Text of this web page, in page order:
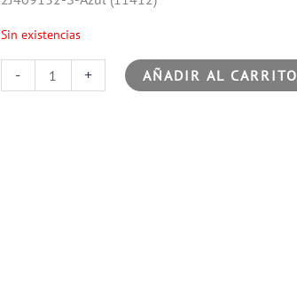
Sin existencias
- + AÑADIR AL CARRITO